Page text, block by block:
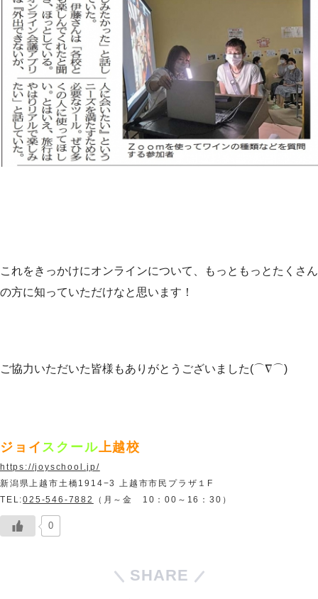
これをきっかけにオンラインについて、もっともっとたくさん
の方に知っていただけなと思います！
ご協力いただいた皆様もありがとうございました(⌒∇⌒)
ジョイ スクール 上越校
https://joyschool.jp/
新潟県上越市土橋1914−3 上越市市民プラザ１F
TEL:025-546-7882 （月～金 10：00～16：30）
0
SHARE